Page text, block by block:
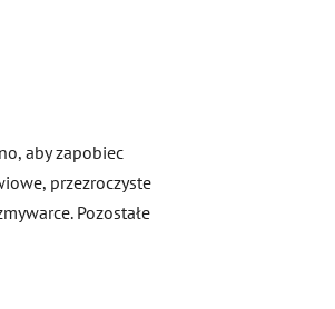
aby zapobiec
przezroczyste
Pozostałe